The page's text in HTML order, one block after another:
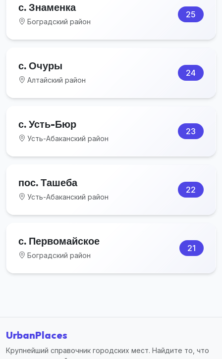
с. Знаменка
Боградский район
25
с. Очуры
Алтайский район
24
с. Усть-Бюр
Усть-Абаканский район
23
пос. Ташеба
Усть-Абаканский район
22
с. Первомайское
Боградский район
21
UrbanPlaces
Крупнейший справочник городских мест. Найдите то, что